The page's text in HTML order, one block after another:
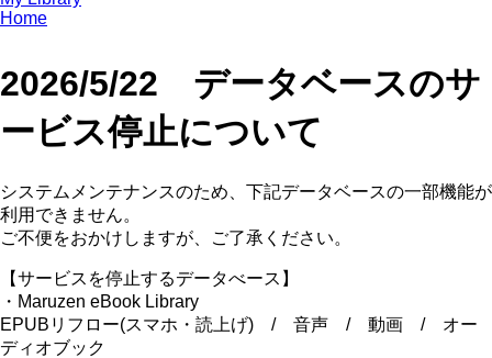
Home
2026/5/22 データベースのサ
ービス停止について
システムメンテナンスのため、下記データベースの一部機能が
利用できません。
ご不便をおかけしますが、ご了承ください。
【サービスを停止するデータべース】
・Maruzen eBook Library
EPUBリフロー(スマホ・読上げ) / 音声 / 動画 / オー
ディオブック